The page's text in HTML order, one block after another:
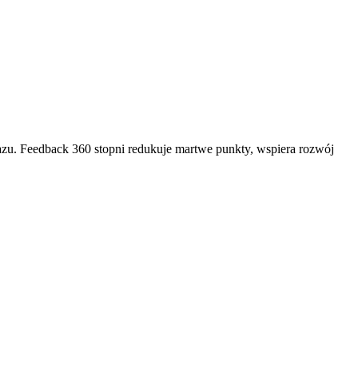
Feedback 360 stopni redukuje martwe punkty, wspiera rozwój